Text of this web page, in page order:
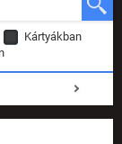
Kártyákban